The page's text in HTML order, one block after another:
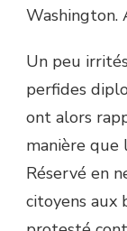
Washington.
Un peu
perfides
ont alors
manière que
Réservé en
citoyens aux